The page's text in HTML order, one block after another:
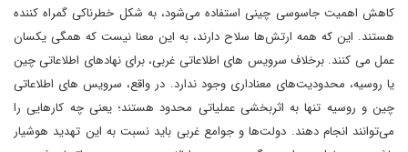
کاهش اهمیت جاسوسی چینی استفاده می‌شود، به شکل خطرناکی گمراه کننده
هستند. این که همه ارتش‌ها سلاح دارند، به این معنا نیست که همگی یکسان
عمل می کنند. برخلاف سرویس های اطلاعاتی غربی، برای نهادهای اطلاعاتی چین
یا روسیه، محدودیت‌های معناداری وجود ندارد. در واقع، سرویس های اطلاعاتی
چین و روسیه تنها به اثربخشی عملیاتی محدود هستند؛ یعنی چه کارهایی را
می‌توانند انجام دهند. دولت‌ها و جوامع غربی باید نسبت به این تهدید هوشیار